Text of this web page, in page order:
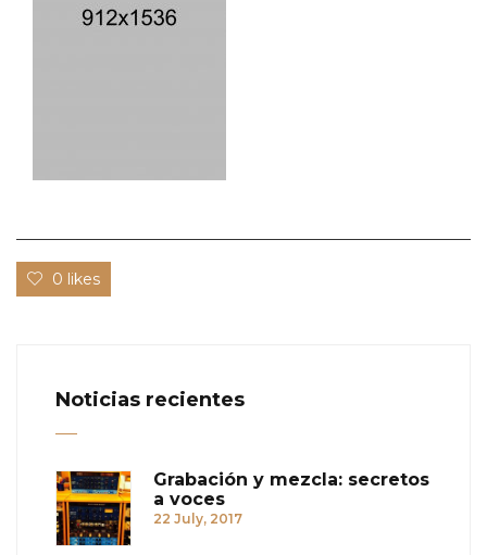
0 likes
Noticias recientes
Grabación y mezcla: secretos
a voces
22 July, 2017